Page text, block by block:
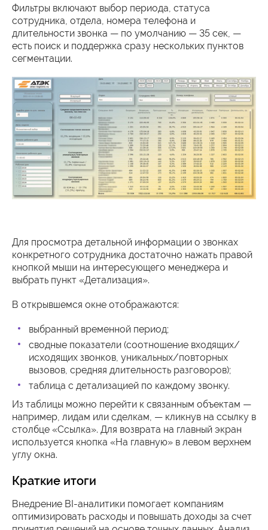
Фильтры включают выбор периода, статуса
сотрудника, отдела, номера телефона и
длительности звонка — по умолчанию — 35 сек, —
есть поиск и поддержка сразу нескольких пунктов
сегментации.
Для просмотра детальной информации о звонках
конкретного сотрудника достаточно нажать правой
кнопкой мыши на интересующего менеджера и
выбрать пункт «Детализация».
В открывшемся окне отображаются:
выбранный временной период;
сводные показатели (соотношение входящих/
исходящих звонков, уникальных/повторных
вызовов, средняя длительность разговоров);
таблица с детализацией по каждому звонку.
Из таблицы можно перейти к связанным объектам —
например, лидам или сделкам, — кликнув на ссылку в
столбце «Ссылка». Для возврата на главный экран
используется кнопка «На главную» в левом верхнем
углу окна.
Краткие итоги
Внедрение BI-аналитики помогает компаниям
оптимизировать расходы и повышать доходы за счет